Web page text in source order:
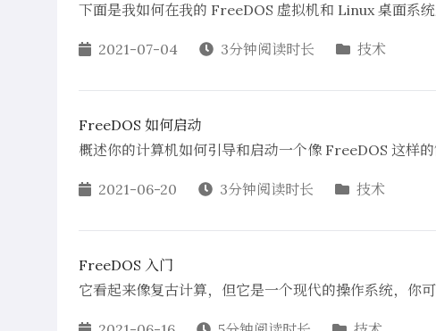
下面是我如何在我的 FreeDOS 虚拟机和 Linux 桌面系统
2021-07-04 3分钟阅读时长 技术
FreeDOS 如何启动
概述你的计算机如何引导和启动一个像 FreeDOS 这样的
2021-06-20 3分钟阅读时长 技术
FreeDOS 入门
它看起来像复古计算，但它是一个现代的操作系统，你可